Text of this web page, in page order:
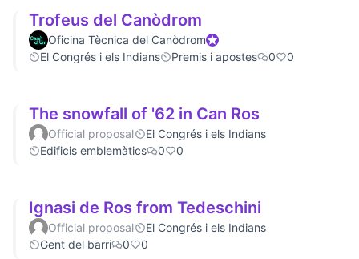
Trofeus del Canòdrom
Oficina Tècnica del CanòdromOfficial participant
El Congrés i els Indians
Premis i apostes 0 0
The snowfall of '62 in Can Ros
Official proposal
El Congrés i els Indians
Edificis emblemàtics
0 0
Ignasi de Ros from Tedeschini
Official proposal
El Congrés i els Indians
Gent del barri
0 0